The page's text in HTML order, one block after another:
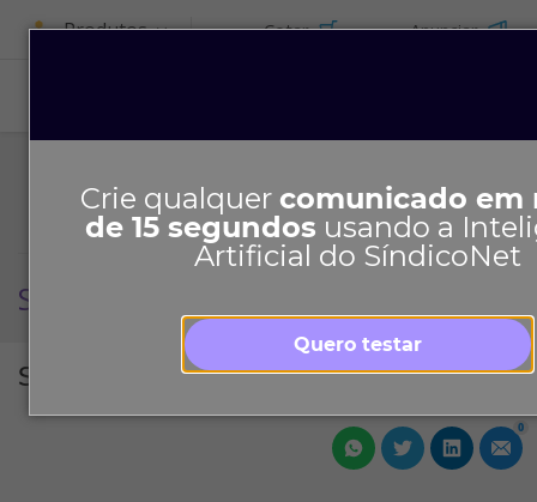
Crie qualquer comunicado em
de 15 segundos usando a
Artificial do SíndicoNet
Quero testar
Produtos Cotar Anunciar
Setembro 2021
Setembro 2021
0